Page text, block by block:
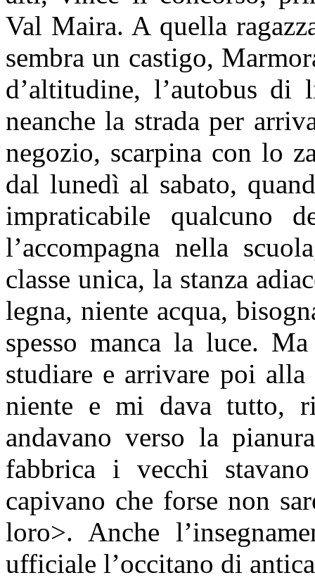
Val Maira. A quella
sembra un castigo,
d’altitudine, l’autobus di
neanche la strada per
negozio, scarpina con lo
dal lunedì al sabato,
impraticabile qualcuno
l’accompagna nella
classe unica, la stanza
legna, niente acqua,
spesso manca la luce.
studiare e arrivare poi
niente e mi dava tutto,
andavano verso la
fabbrica i vecchi
capivano che forse non
loro>. Anche
ufficiale l’occitano di